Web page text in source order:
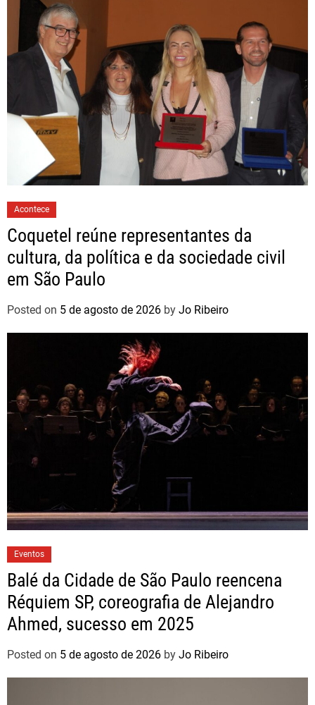
Acontece
Coquetel reúne representantes da
cultura, da política e da sociedade civil
em São Paulo
Posted on 5 de agosto de 2026 by Jo Ribeiro
Eventos
Balé da Cidade de São Paulo reencena
Réquiem SP, coreografia de Alejandro
Ahmed, sucesso em 2025
Posted on 5 de agosto de 2026 by Jo Ribeiro